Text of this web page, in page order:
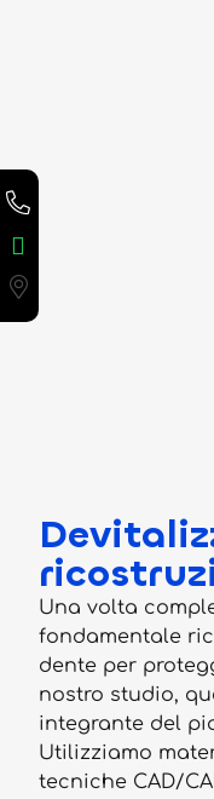
Una volta
fondamentale
dente per
nostro studio,
integrante del
Utilizziamo
tecniche CAD/